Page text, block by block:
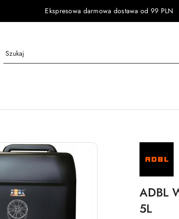
Ekspresowa darmowa dostawa od 99 PLN
NAZWA
ADBL
ADBL
5L